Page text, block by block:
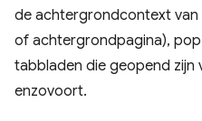
de achtergrondcontext van
of achtergrondpagina),
tabbladen die geopend zijn
enzovoort.